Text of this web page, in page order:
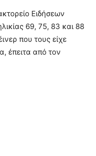
Ειδήσεων
69, 75, 83 και 88
που τους είχε
έπειτα από τον